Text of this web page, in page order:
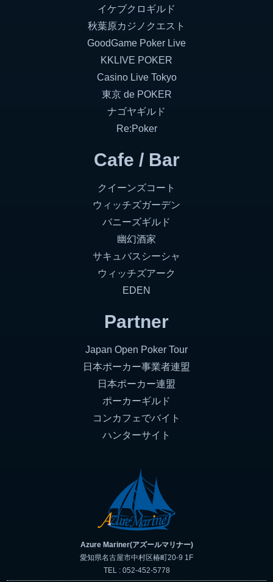
イケブクロギルド
秋葉原カジノクエスト
GoodGame Poker Live
KKLIVE POKER
Casino Live Tokyo
東京 de POKER
ナゴヤギルド
Re:Poker
Cafe / Bar
クイーンズコート
ウィッチズガーデン
バニーズギルド
幽幻酒家
サキュバスシーシャ
ウィッチズアーク
EDEN
Partner
Japan Open Poker Tour
日本ポーカー事業者連盟
日本ポーカー連盟
ポーカーギルド
コンカフェでバイト
ハンターサイト
Azure Mariner(アズールマリナー)
愛知県名古屋市中村区椿町20-9 1F
TEL : 052-452-5778